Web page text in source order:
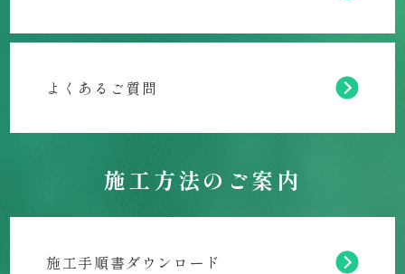
よくあるご質問
施工方法のご案内
施工手順書ダウンロード